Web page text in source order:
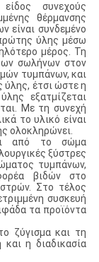
συνεχούς
θέρμανσης
είναι συνδεμένο
ύλης μέσω
μέρος. Τη
σωλήνων στον
τυμπάνων, και
ύλης, έτσι ώστε η
εξατμίζεται
Με τη συνεχή
το υλικό είναι
ολοκληρώνει.
από το σώμα
ξύστρες
τυμπάνων,
βιδών στο
Στο τέλος
συσκευή
τα προϊόντα
ζύγισμα και τη
η διαδικασία